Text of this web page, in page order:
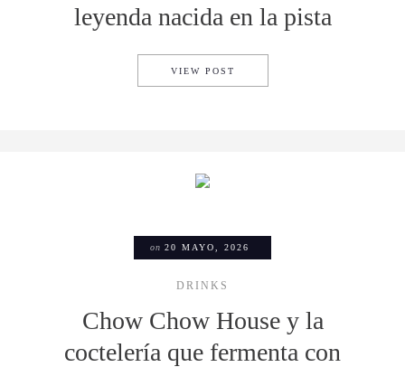
leyenda nacida en la pista
VIEW POST
on 20 MAYO, 2026
DRINKS
Chow Chow House y la
coctelería que fermenta con